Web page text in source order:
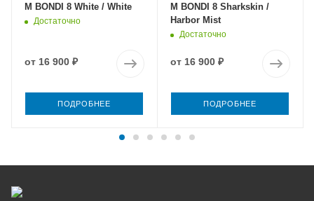
M BONDI 8 White / White
Достаточно
от 16 900 ₽
ПОДРОБНЕЕ
M BONDI 8 Sharkskin /
Harbor Mist
Достаточно
от 16 900 ₽
ПОДРОБНЕЕ